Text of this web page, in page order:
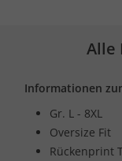
Alle
Informationen
Gr. L - 8XL
Oversize Fit
Rückenprint